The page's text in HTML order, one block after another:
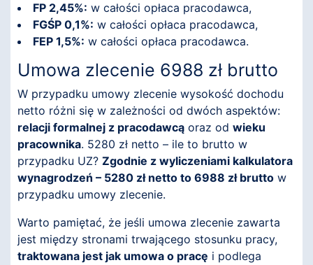
FP 2,45%: w całości opłaca pracodawca,
FGŚP 0,1%: w całości opłaca pracodawca,
FEP 1,5%: w całości opłaca pracodawca.
Umowa zlecenie 6988 zł brutto
W przypadku umowy zlecenie wysokość dochodu
netto różni się w zależności od dwóch aspektów:
relacji formalnej z pracodawcą oraz od wieku
pracownika. 5280 zł netto – ile to brutto w
przypadku UZ? Zgodnie z wyliczeniami kalkulatora
wynagrodzeń – 5280 zł netto to 6988 zł brutto w
przypadku umowy zlecenie.
Warto pamiętać, że jeśli umowa zlecenie zawarta
jest między stronami trwającego stosunku pracy,
traktowana jest jak umowa o pracę i podlega